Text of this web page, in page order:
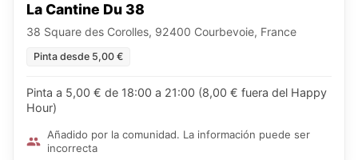
La Cantine Du 38
38 Square des Corolles, 92400 Courbevoie, France
Pinta desde 5,00 €
Pinta a 5,00 € de 18:00 a 21:00 (8,00 € fuera del Happy
Hour)
Añadido por la comunidad. La información puede ser
incorrecta